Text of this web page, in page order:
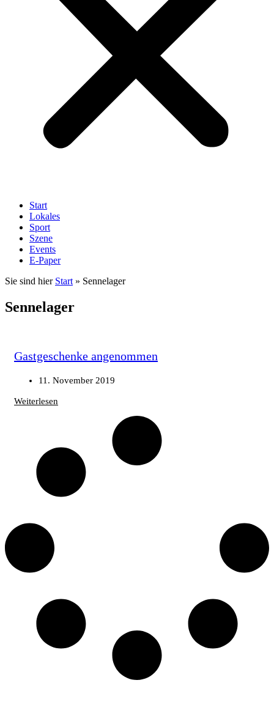
Start
Lokales
Sport
Szene
Events
E-Paper
Sie sind hier Start » Sennelager
Sennelager
Gastgeschenke angenommen
11. November 2019
Weiterlesen